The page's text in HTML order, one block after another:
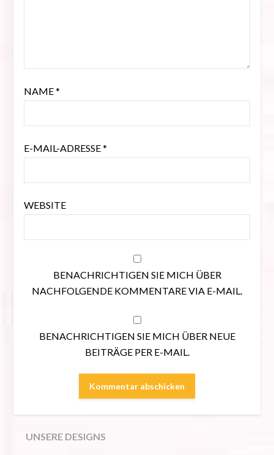
NAME*
E-MAIL-ADRESSE*
WEBSITE
BENACHRICHTIGEN SIE MICH ÜBER
NACHFOLGENDE KOMMENTARE VIA E-MAIL.
BENACHRICHTIGEN SIE MICH ÜBER NEUE
BEITRÄGE PER E-MAIL.
UNSERE DESIGNS